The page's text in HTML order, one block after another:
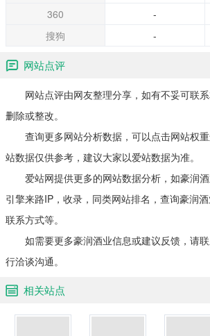
360
-
搜狗
-
网站点评
网站点评由网友整理分享，如有不妥可联
删除或整改。
查询更多网站分析数据，可以点击网站权重
站数据仅供参考，建议大家以爱站数据为准。
爱站网提供更多的网站数据分析，如豪润酒
引擎来路IP，收录，同类网站排名，查询豪润
联系方式等。
如需要更多豪润酒业信息或建议反馈，请联
行洽谈沟通。
相关站点